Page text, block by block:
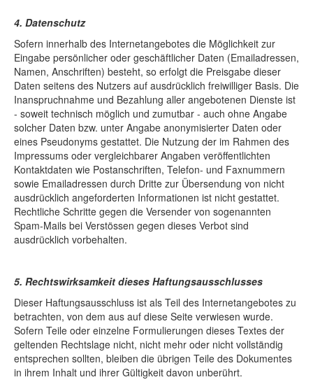
4. Datenschutz
Sofern innerhalb des Internetangebotes die Möglichkeit zur
Eingabe persönlicher oder geschäftlicher Daten (Emailadressen,
Namen, Anschriften) besteht, so erfolgt die Preisgabe dieser
Daten seitens des Nutzers auf ausdrücklich freiwilliger Basis. Die
Inanspruchnahme und Bezahlung aller angebotenen Dienste ist
- soweit technisch möglich und zumutbar - auch ohne Angabe
solcher Daten bzw. unter Angabe anonymisierter Daten oder
eines Pseudonyms gestattet. Die Nutzung der im Rahmen des
Impressums oder vergleichbarer Angaben veröffentlichten
Kontaktdaten wie Postanschriften, Telefon- und Faxnummern
sowie Emailadressen durch Dritte zur Übersendung von nicht
ausdrücklich angeforderten Informationen ist nicht gestattet.
Rechtliche Schritte gegen die Versender von sogenannten
Spam-Mails bei Verstössen gegen dieses Verbot sind
ausdrücklich vorbehalten.
5. Rechtswirksamkeit dieses Haftungsausschlusses
Dieser Haftungsausschluss ist als Teil des Internetangebotes zu
betrachten, von dem aus auf diese Seite verwiesen wurde.
Sofern Teile oder einzelne Formulierungen dieses Textes der
geltenden Rechtslage nicht, nicht mehr oder nicht vollständig
entsprechen sollten, bleiben die übrigen Teile des Dokumentes
in ihrem Inhalt und ihrer Gültigkeit davon unberührt.